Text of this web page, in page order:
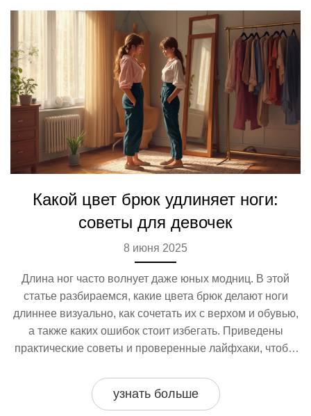
Какой цвет брюк удлиняет ноги:
советы для девочек
8 июня 2025
Длина ног часто волнует даже юных модниц. В этой
статье разбираемся, какие цвета брюк делают ноги
длиннее визуально, как сочетать их с верхом и обувью,
а также каких ошибок стоит избегать. Приведены
практические советы и проверенные лайфхаки, чтобы
полезна мамам и девочкам, заботящимся о
гармоничном образе.
узнать больше